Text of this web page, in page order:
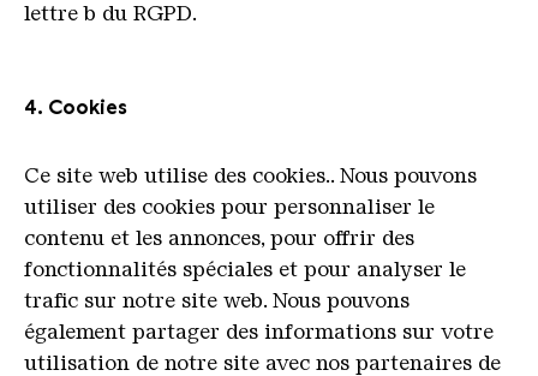
lettre b du RGPD.
4. Cookies
Ce site web utilise des cookies.. Nous pouvons
utiliser des cookies pour personnaliser le
contenu et les annonces, pour offrir des
fonctionnalités spéciales et pour analyser le
trafic sur notre site web. Nous pouvons
également partager des informations sur votre
utilisation de notre site avec nos partenaires de